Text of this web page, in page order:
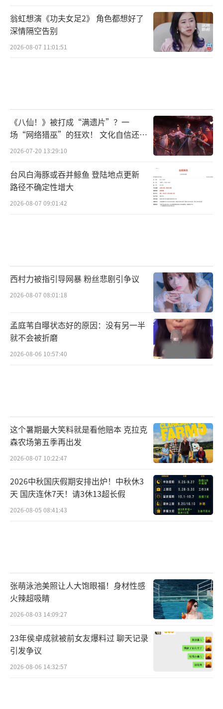
翁虹想演《功夫女足2》 角色都想好了
深情隔空告别
2026-08-07 11:01:51
《八仙！》被打成“满遗片”？一
场“网络猎巫”的狂欢！ 文化自信还是
焦虑？
2026-07-20 13:29:10
台风白海豚或吞并鲸鱼 登陆地点更新
路径不确定性增大
2026-08-07 09:01:42
西村力被指引导网暴 粉丝悲剧引争议
2026-08-07 08:01:18
孟庭苇自曝状态好的原因：没有另一半
就不会被折磨
2026-08-06 10:57:40
这个暑期最大笑料就是看他赔本 克拉克
森农场第五季再出发
2026-08-07 10:22:47
2026中秋国庆假期安排出炉！中秋休3
天 国庆连休7天！请3休13超长假
2026-08-05 08:41:43
张萌泳池美照让人大饱眼福！身材性感
火辣超吸睛
2026-08-03 14:09:27
23年侯卓成就被前女友爆料过 聊天记录
引发争议
2026-08-06 14:32:57